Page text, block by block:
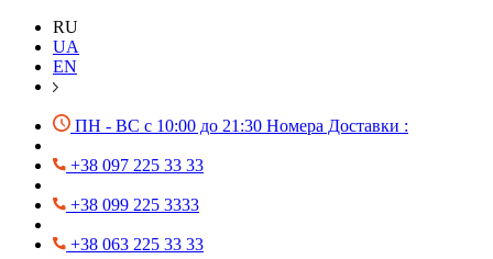
RU
UA
EN
ПН - ВС с 10:00 до 21:30 Номера Доставки :
+38 097 225 33 33
+38 099 225 3333
+38 063 225 33 33